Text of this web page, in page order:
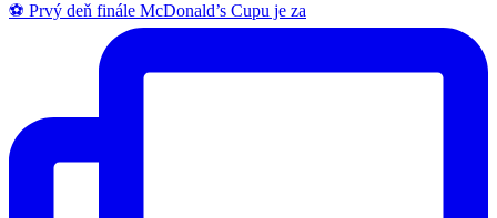
⚽️ Prvý deň finále McDonald’s Cupu je za